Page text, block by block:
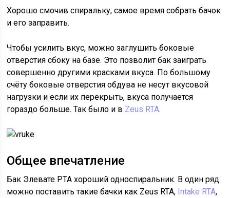
Хорошо смочив спиральку, самое время собрать бачок
и его заправить.
Чтобы усилить вкус, можно заглушить боковые
отверстия сбоку на базе. Это позволит бак заиграть
совершенно другими красками вкуса. По большому
счёту боковые отверстия обдува не несут вкусовой
нагрузки и если их перекрыть, вкуса получается
гораздо больше. Так было и в Zeus RTA.
Общее впечатление
Бак Элевате РТА хороший односпиральник. В один ряд
можно поставить такие бачки как Zeus RTA, Intake RTA,